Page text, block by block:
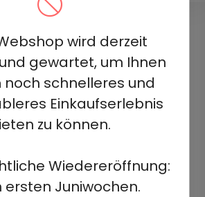
wird derzeit
gewartet, um Ihnen
noch schnelleres und
Einkaufserlebnis
zu können.
Wiedereröffnung:
ersten Juniwochen.
- BANANA ICE